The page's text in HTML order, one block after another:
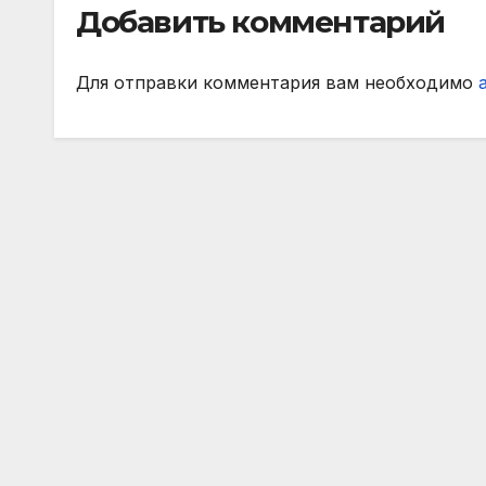
МАТЧ ПРЕМЬЕР
Добавить комментарий
Для отправки комментария вам необходимо